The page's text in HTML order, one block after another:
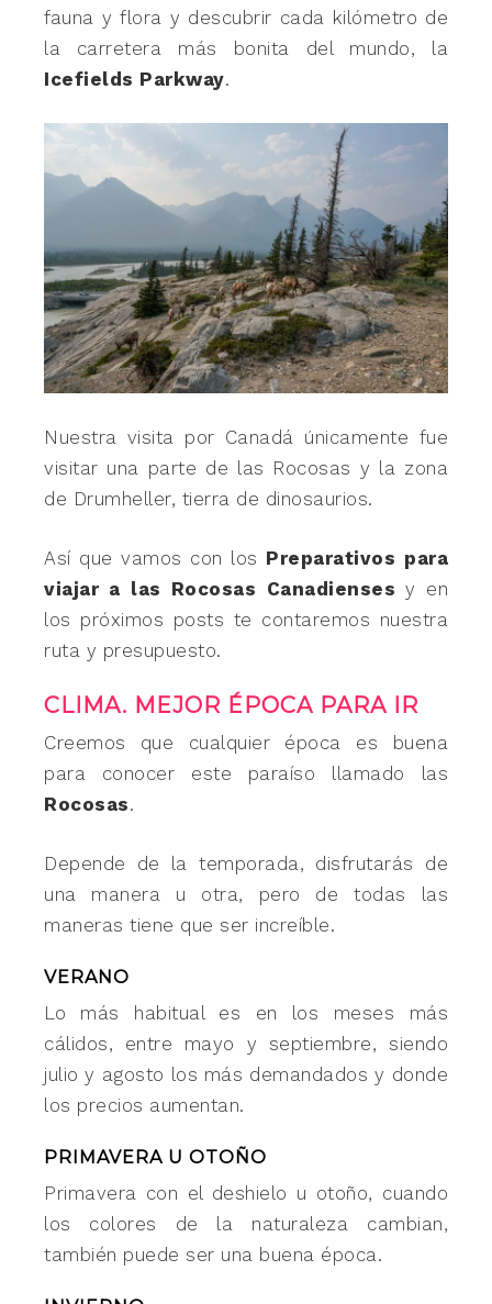
fauna y flora y descubrir cada kilómetro de
la carretera más bonita del mundo, la
Icefields Parkway.
Nuestra visita por Canadá únicamente fue
visitar una parte de las Rocosas y la zona
de Drumheller, tierra de dinosaurios.
Así que vamos con los Preparativos para
viajar a las Rocosas Canadiensesy en
los próximos posts te contaremos nuestra
ruta y presupuesto.
CLIMA. MEJOR ÉPOCA PARA IR
Creemos que cualquier época es buena
para conocer este paraíso llamado las
Rocosas.
Depende de la temporada, disfrutarás de
una manera u otra, pero de todas las
maneras tiene que ser increíble.
VERANO
Lo más habitual es en los meses más
cálidos, entre mayo y septiembre, siendo
julio y agosto los más demandados y donde
los precios aumentan.
PRIMAVERA U OTOÑO
Primavera con el deshielo u otoño, cuando
los colores de la naturaleza cambian,
también puede ser una buena época.